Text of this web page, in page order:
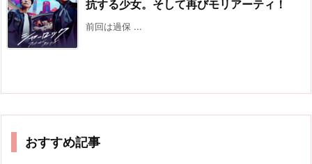
抗する少女。そして再びモリアーティ！
前回は過保 ...
おすすめ記事